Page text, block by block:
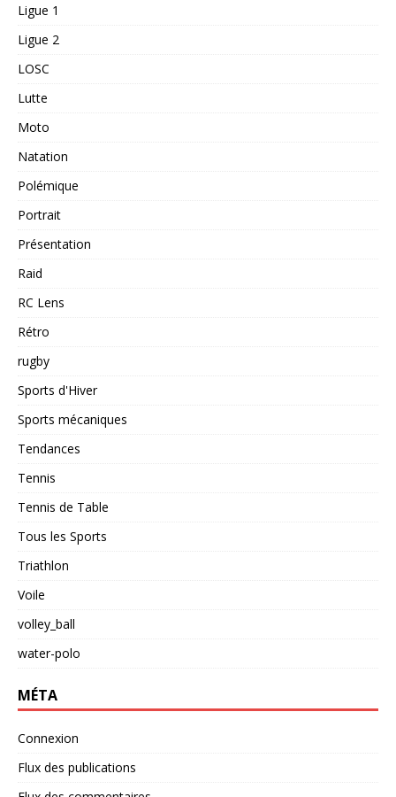
Ligue 1
Ligue 2
LOSC
Lutte
Moto
Natation
Polémique
Portrait
Présentation
Raid
RC Lens
Rétro
rugby
Sports d'Hiver
Sports mécaniques
Tendances
Tennis
Tennis de Table
Tous les Sports
Triathlon
Voile
volley_ball
water-polo
MÉTA
Connexion
Flux des publications